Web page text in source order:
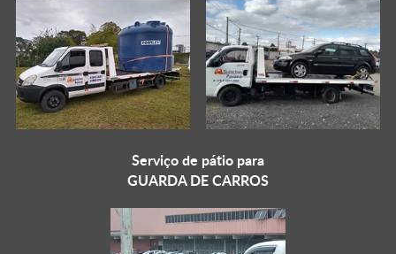
Serviço de pátio para
GUARDA DE CARROS